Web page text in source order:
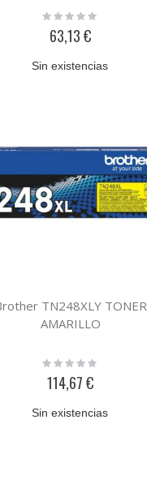
Rating:
63,13 €
Sin existencias
TN248XLY TONER
AMARILLO
Rating:
114,67 €
Sin existencias